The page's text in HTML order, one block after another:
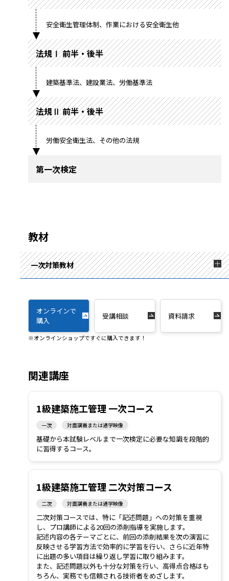
安全衛生管理体制、作業における安全衛生他
法規Ⅰ 前半・後半
建築基準法、建設業法、労働基準法
法規Ⅱ 前半・後半
労働安全衛生法、その他の法規
第一次検定
教材
一次対策教材
オンラインで
購入
受講相談 資料請求
※オンラインショップですぐに購入できます！
関連講座
1級建築施工管理 一次コース
一次 対面講義または通学映像
基礎から本試験レベルまで一次検定に必要な知識を段階的
に習得するコース。
1級建築施工管理 二次対策コース
二次 対面講義または通学映像
二次対策コースでは、特に「記述問題」への対策を重視
し、プロ講師による20回の添削指導を実施します。
記述内容の各テーマごとに、前回の添削結果を次の演習に
反映させる学習方法で効率的に学習を行い、さらに近年特
に出題の多い項目は繰り返し学習に取り組みます。
また、記述問題以外も十分な対策を行い、高得点合格はも
ちろん、実務でも信頼される技術者をめざします。